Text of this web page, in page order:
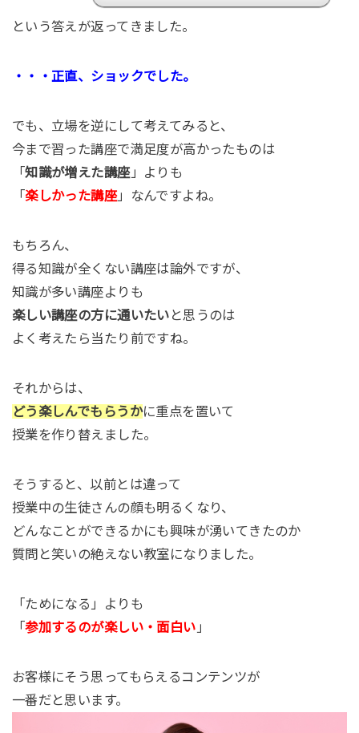
という答えが返ってきました。
・・・正直、ショックでした。
でも、立場を逆にして考えてみると、
今まで習った講座で満足度が高かったものは
「知識が増えた講座」よりも
「楽しかった講座」なんですよね。
もちろん、
得る知識が全くない講座は論外ですが、
知識が多い講座よりも
楽しい講座の方に通いたい と思うのは
よく考えたら当たり前ですね。
それからは、
どう楽しんでもらうかに重点を置いて
授業を作り替えました。
そうすると、以前とは違って
授業中の生徒さんの顔も明るくなり、
どんなことができるかにも興味が湧いてきたのか
質問と笑いの絶えない教室になりました。
「ためになる」よりも
「参加するのが楽しい・面白い 」
お客様にそう思ってもらえるコンテンツが
一番だと思います。